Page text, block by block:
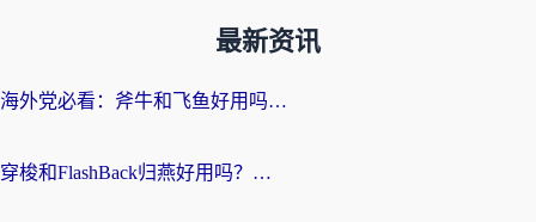
最新资讯
海外党必看：斧牛和飞鱼好用吗？3步选对回国加速器，无缝刷剧玩国服
穿梭和FlashBack归燕好用吗？海外党亲测3款热门回国加速器，教你选对不踩坑